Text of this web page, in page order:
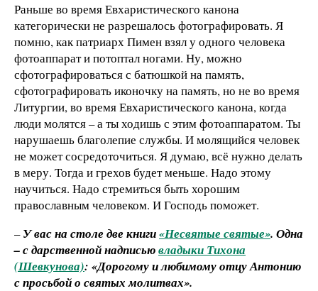
Раньше во время Евхаристического канона
категорически не разрешалось фотографировать. Я
помню, как патриарх Пимен взял у одного человека
фотоаппарат и потоптал ногами. Ну, можно
сфотографироваться с батюшкой на память,
сфотографировать иконочку на память, но не во время
Литургии, во время Евхаристического канона, когда
люди молятся – а ты ходишь с этим фотоаппаратом. Ты
нарушаешь благолепие службы. И молящийся человек
не может сосредоточиться. Я думаю, всё нужно делать
в меру. Тогда и грехов будет меньше. Надо этому
научиться. Надо стремиться быть хорошим
православным человеком. И Господь поможет.
–У вас на столе две книги«Несвятые святые». Одна
– с дарственной надписьювладыки Тихона
(Шевкунова): «Дорогому и любимому отцу Антонию
с просьбой о святых молитвах».